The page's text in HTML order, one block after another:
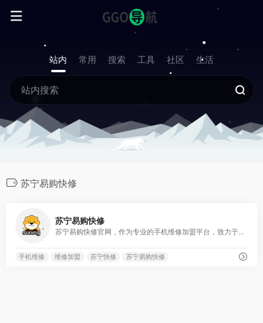
站内 常用 搜索 工具 社区 生活
苏宁易购快修
苏宁易购快修
苏宁易购快修官网，作为专业的手机维修加盟平台，致力于提供O2O一体化的线上线下结合维修新体验。
手机维修 维修加盟 苏宁快修 苏宁易购快修